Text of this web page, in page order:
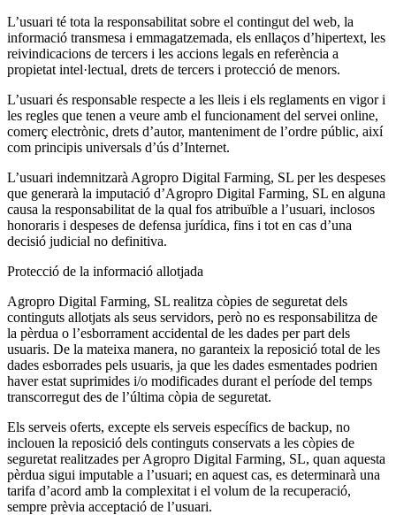
L’usuari té tota la responsabilitat sobre el contingut del web, la
informació transmesa i emmagatzemada, els enllaços d’hipertext, les
reivindicacions de tercers i les accions legals en referència a
propietat intel·lectual, drets de tercers i protecció de menors.
L’usuari és responsable respecte a les lleis i els reglaments en vigor i
les regles que tenen a veure amb el funcionament del servei online,
comerç electrònic, drets d’autor, manteniment de l’ordre públic, així
com principis universals d’ús d’Internet.
L’usuari indemnitzarà Agropro Digital Farming, SL per les despeses
que generarà la imputació d’Agropro Digital Farming, SL en alguna
causa la responsabilitat de la qual fos atribuïble a l’usuari, inclosos
honoraris i despeses de defensa jurídica, fins i tot en cas d’una
decisió judicial no definitiva.
Protecció de la informació allotjada
Agropro Digital Farming, SL realitza còpies de seguretat dels
continguts allotjats als seus servidors, però no es responsabilitza de
la pèrdua o l’esborrament accidental de les dades per part dels
usuaris. De la mateixa manera, no garanteix la reposició total de les
dades esborrades pels usuaris, ja que les dades esmentades podrien
haver estat suprimides i/o modificades durant el període del temps
transcorregut des de l’última còpia de seguretat.
Els serveis oferts, excepte els serveis específics de backup, no
inclouen la reposició dels continguts conservats a les còpies de
seguretat realitzades per Agropro Digital Farming, SL, quan aquesta
pèrdua sigui imputable a l’usuari; en aquest cas, es determinarà una
tarifa d’acord amb la complexitat i el volum de la recuperació,
sempre prèvia acceptació de l’usuari.